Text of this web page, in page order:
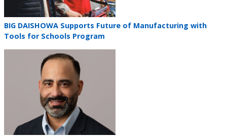
Teaser
title
BIG DAISHOWA Supports Future of Manufacturing with
Tools for Schools Program